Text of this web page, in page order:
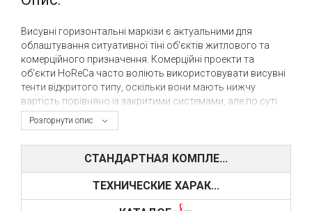
Розгорнути опис
Висувні горизонтальні маркізи є актуальними для
облаштування ситуативної тіні об'єктів житлового та
комерційного призначення. Комерційні проекти та
об'єкти HoReCa часто воліють використовувати висувні
тенти відкритого типу, оскільки вони мають нижчу
вартість порівняно із закритими системами, але по суті
мають той же функціонал. Моделі касетного (закритого)
типу більш популярні для сонцезахисту та
світлозатемнення терас і патіо житлових об'єктів, адже
власникам нерухомості, архітекторам та дизайнерам
набагато важливіше естетична складова та
довговічність, ніж ціна маркізи.
Вуличні висувні системи закритого типу представлені в
СТАНДАРТНАЯ КОМПЛЕ...
ТЕХНИЧЕСКИЕ ХАРАК...